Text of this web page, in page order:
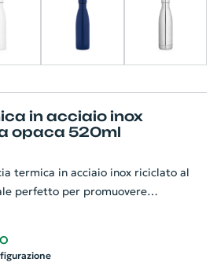
in acciaio inox
opaca 520ml
termica in acciaio inox riciclato al
perfetto per promuovere
finitura opaca elegante, un tappo